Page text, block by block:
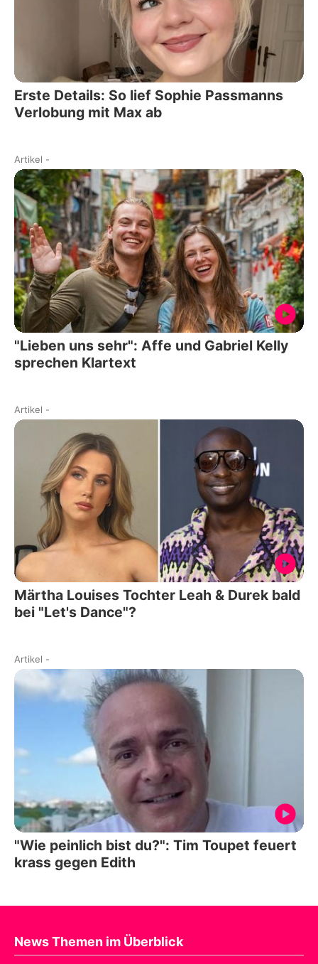
Erste Details: So lief Sophie Passmanns
Verlobung mit Max ab
Artikel -
"Lieben uns sehr": Affe und Gabriel Kelly
sprechen Klartext
Artikel -
Märtha Louises Tochter Leah & Durek bald
bei "Let's Dance"?
Artikel -
"Wie peinlich bist du?": Tim Toupet feuert
krass gegen Edith
News Themen im Überblick